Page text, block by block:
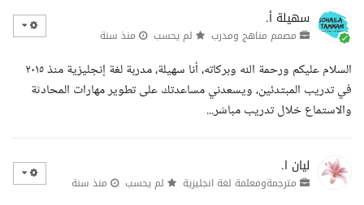
سهيلة أ.
مصمم مناهج ومدرب لم يحسب منذ سنة
السلام عليكم ورحمة الله وبركاته، أنا سهيلة، مدربة لغة إنجليزية منذ ٢٠١٥
في تدريب المبتدئين، ويسعدني مساعدتك على تطوير مهارات المحادثة
والاستماع خلال تدريب مباشر...
ليان ا.
مترجمةومعلمة لغة انجليزية لم يحسب منذ سنة